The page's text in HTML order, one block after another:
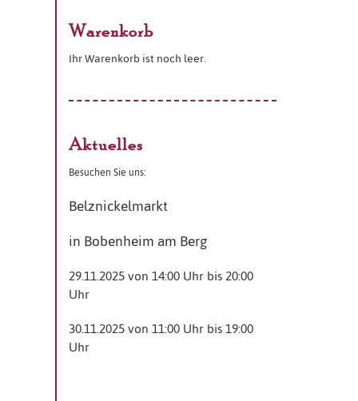
Warenkorb
Ihr Warenkorb ist noch leer.
Aktuelles
Besuchen Sie uns:
Belznickelmarkt
in Bobenheim am Berg
29.11.2025 von 14:00 Uhr bis 20:00
Uhr
30.11.2025 von 11:00 Uhr bis 19:00
Uhr